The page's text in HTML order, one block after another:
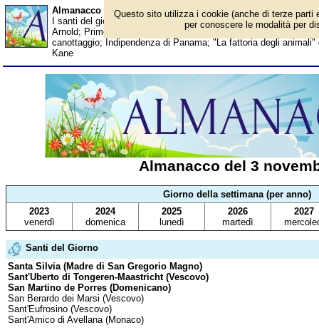
Almanacco del 3 novembre - Santi del giorno
I santi del giorno, eventi storici, successi sportivi, anniversari
Arnold; Primo film di Godzilla; Monica Vitti; Cristina Parodi;
canottaggio; Indipendenza di Panama; "La fattoria degli
Kane
Almanacco del 3
Giorno della settimana (per anno)
2023
venerdì
2024
domenica
2025
lunedì
2026
martedì
2027
Santi del Giorno
Santa Silvia (Madre di San Gregorio Magno)
Sant'Uberto di Tongeren-Maastricht (Vescovo)
San Martino de Porres (Domenicano)
San Berardo dei Marsi (Vescovo)
Sant'Eufrosino (Vescovo)
Sant'Amico di Avellana (Monaco)
Questo sito utilizza i cookie (anche di terze parti
per conoscere le modalità per